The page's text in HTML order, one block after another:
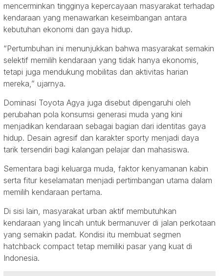
mencerminkan tingginya kepercayaan masyarakat terhadap
kendaraan yang menawarkan keseimbangan antara
kebutuhan ekonomi dan gaya hidup.
“Pertumbuhan ini menunjukkan bahwa masyarakat semakin
selektif memilih kendaraan yang tidak hanya ekonomis,
tetapi juga mendukung mobilitas dan aktivitas harian
mereka,” ujarnya.
Dominasi Toyota Agya juga disebut dipengaruhi oleh
perubahan pola konsumsi generasi muda yang kini
menjadikan kendaraan sebagai bagian dari identitas gaya
hidup. Desain agresif dan karakter sporty menjadi daya
tarik tersendiri bagi kalangan pelajar dan mahasiswa.
Sementara bagi keluarga muda, faktor kenyamanan kabin
serta fitur keselamatan menjadi pertimbangan utama dalam
memilih kendaraan pertama.
Di sisi lain, masyarakat urban aktif membutuhkan
kendaraan yang lincah untuk bermanuver di jalan perkotaan
yang semakin padat. Kondisi itu membuat segmen
hatchback compact tetap memiliki pasar yang kuat di
Indonesia.